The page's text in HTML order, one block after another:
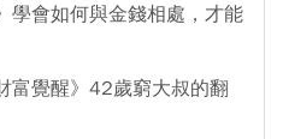
學會如何與金錢相處，才能
富覺醒》42歲窮大叔的翻